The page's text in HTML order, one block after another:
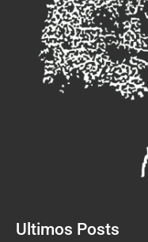
Ultimos Posts